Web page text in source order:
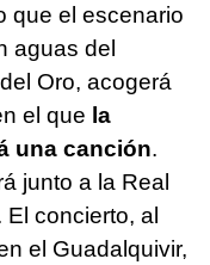
que el escenario
aguas del
Oro, acogerá
el que la
una canción.
junto a la Real
concierto, al
el Guadalquivir,